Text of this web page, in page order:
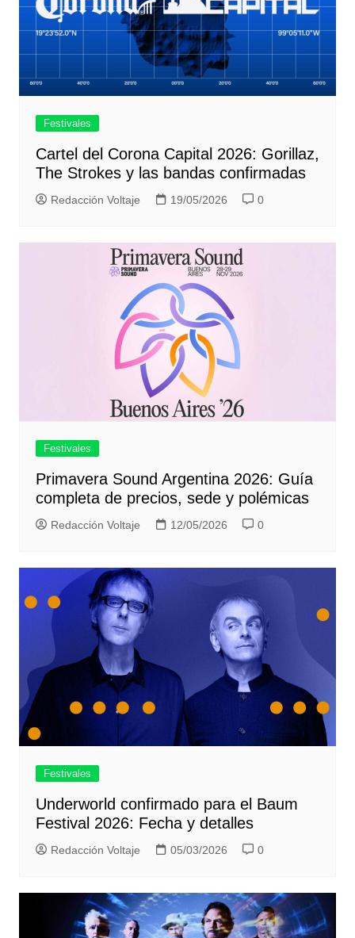
Festivales
Cartel del Corona Capital 2026: Gorillaz,
The Strokes y las bandas confirmadas
Redacción Voltaje 19/05/2026 0
Festivales
Primavera Sound Argentina 2026: Guía
completa de precios, sede y polémicas
Redacción Voltaje 12/05/2026 0
Festivales
Underworld confirmado para el Baum
Festival 2026: Fecha y detalles
Redacción Voltaje 05/03/2026 0